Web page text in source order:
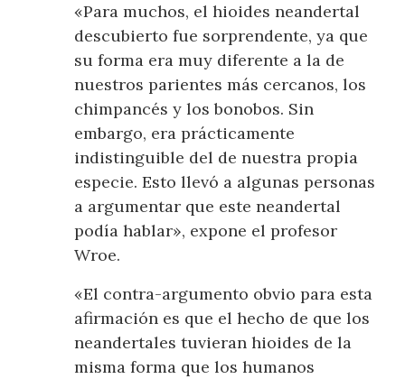
«Para muchos, el hioides neandertal
descubierto fue sorprendente, ya que
su forma era muy diferente a la de
nuestros parientes más cercanos, los
chimpancés y los bonobos. Sin
embargo, era prácticamente
indistinguible del de nuestra propia
especie. Esto llevó a algunas personas
a argumentar que este neandertal
podía hablar», expone el profesor
Wroe.
«El contra-argumento obvio para esta
afirmación es que el hecho de que los
neandertales tuvieran hioides de la
misma forma que los humanos